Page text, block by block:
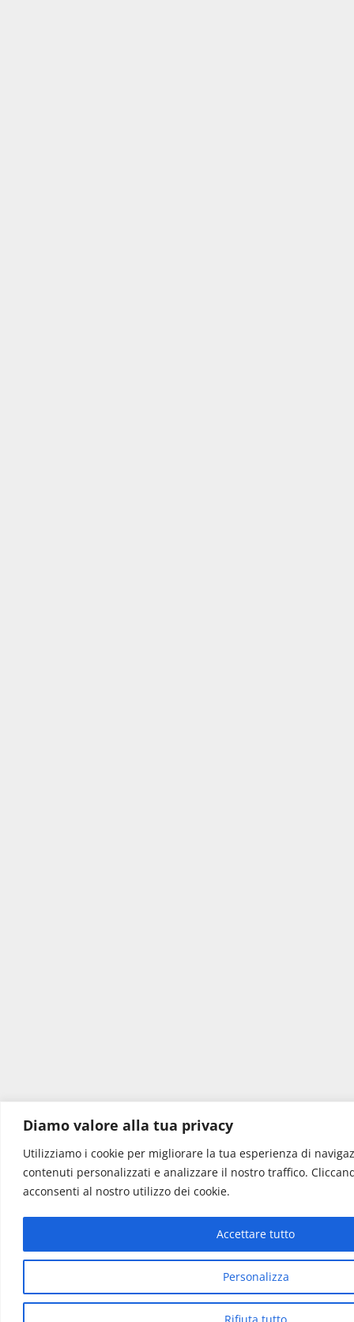
Diamo valore alla tua privacy
Utilizziamo i cookie per migliorare la tua esperienza di
contenuti personalizzati e analizzare il nostro traffico.
acconsenti al nostro utilizzo dei cookie.
Personalizza
Rifiuta tutto
Accettare tutto